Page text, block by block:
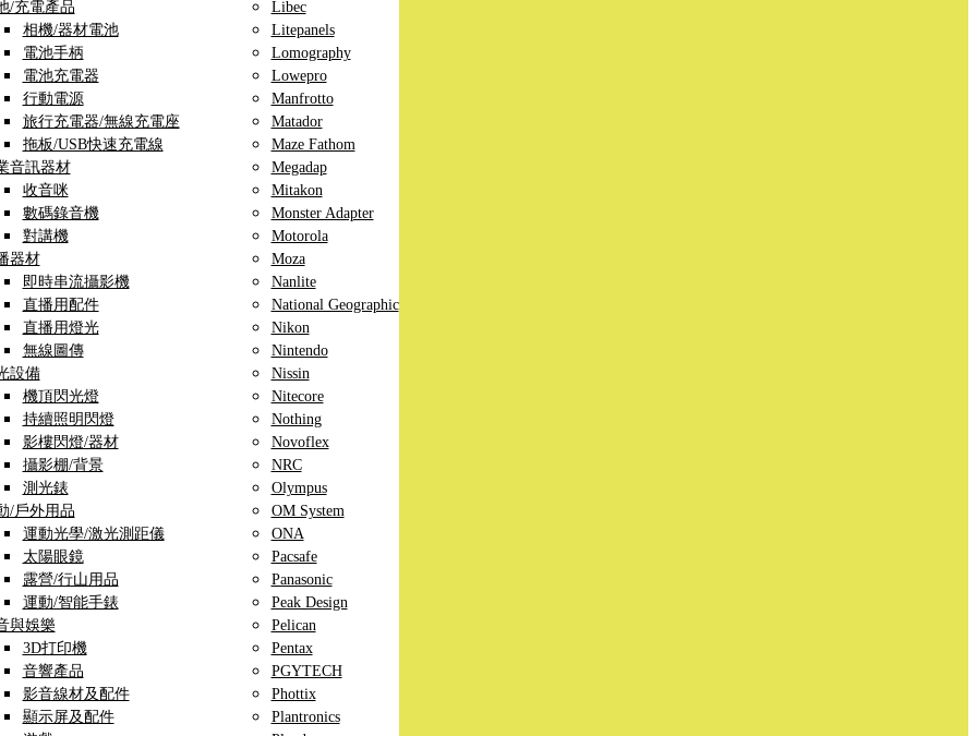
/充電產品
相機/器材電池
電池手柄
電池充電器
行動電源
旅行充電器/無線充電座
拖板/USB快速充電線
音訊器材
收音咪
數碼錄音機
對講機
器材
即時串流攝影機
直播用配件
直播用燈光
無線圖傳
設備
機頂閃光燈
持續照明閃燈
影樓閃燈/器材
攝影棚/背景
測光錶
/戶外用品
運動光學/激光測距儀
太陽眼鏡
露營/行山用品
運動/智能手錶
與娛樂
3D打印機
音響產品
影音線材及配件
顯示屏及配件
Libec
Litepanels
Lomography
Lowepro
Manfrotto
Matador
Maze Fathom
Megadap
Mitakon
Monster Adapter
Motorola
Moza
Nanlite
National Geographic
Nikon
Nintendo
Nissin
Nitecore
Nothing
Novoflex
NRC
Olympus
OM System
ONA
Pacsafe
Panasonic
Peak Design
Pelican
Pentax
PGYTECH
Phottix
Plantronics